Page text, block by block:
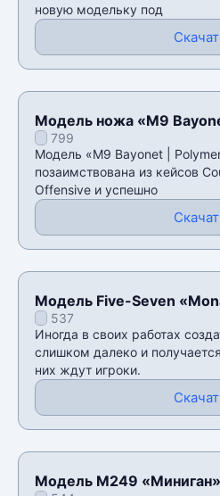
новую модельку под
Модель ножа «M9
CSS v34
799
Модель «M9 Bayonet |
позаимствована из кейсов
Offensive и успешно
Модель Five-Seven
537
Иногда в своих работах
слишком далеко и
них ждут игроки.
Модель M249